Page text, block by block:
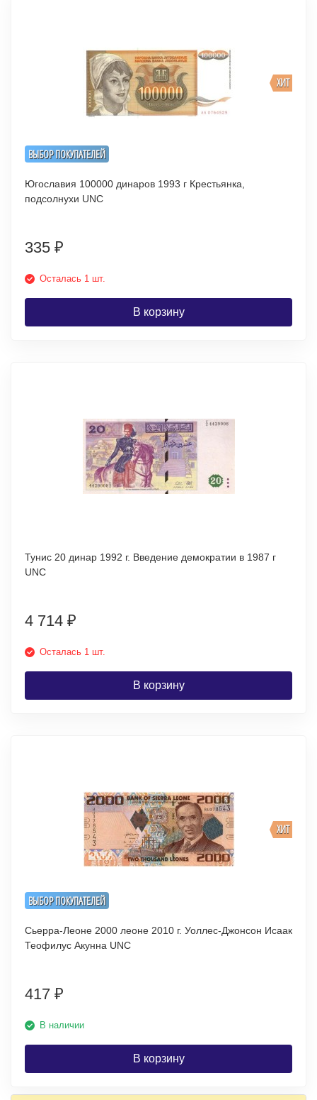
ВЫБОР ПОКУПАТЕЛЕЙ
ХИТ
Югославия 100000 динаров 1993 г Крестьянка,
подсолнухи UNC
335 ₽
Осталась 1 шт.
В корзину
Тунис 20 динар 1992 г. Введение демократии в 1987 г
UNC
4 714 ₽
Осталась 1 шт.
В корзину
ВЫБОР ПОКУПАТЕЛЕЙ
ХИТ
Сьерра-Леоне 2000 леоне 2010 г. Уоллес-Джонсон Исаак
Теофилус Акунна UNC
417 ₽
В наличии
В корзину